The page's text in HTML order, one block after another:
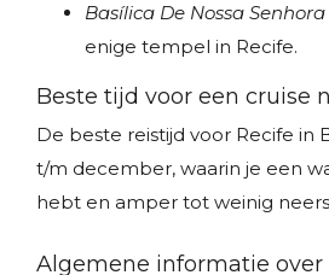
Basílica De Nossa
enige tempel in Recife.
Beste tijd voor een cruise
De beste reistijd voor Recife in
t/m december, waarin je een
hebt en amper tot weinig
Algemene informatie over